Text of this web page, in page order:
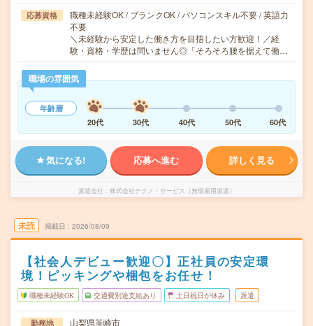
応募資格
職種未経験OK / ブランクOK / パソコンスキル不要 / 英語力
不要
＼未経験から安定した働き方を目指したい方歓迎！／経
験・資格・学歴は問いません◎「そろそろ腰を据えて働…
職場の雰囲気
年齢層
20代
30代 40代 50代 60代
気になる! 応募へ進む 詳しく見る
派遣会社 株式会社テクノ・サービス（無期雇用派遣）
未読 掲載日 2026/08/09
【社会人デビュー歓迎〇】正社員の安定環
境！ピッキングや梱包をお任せ！
職種未経験OK 交通費別途支給あり 土日祝日が休み 派遣
勤務地 山梨県韮崎市